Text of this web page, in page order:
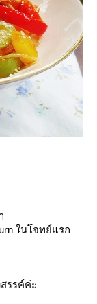
ในโจทย์แรก
รรค์ค่ะ